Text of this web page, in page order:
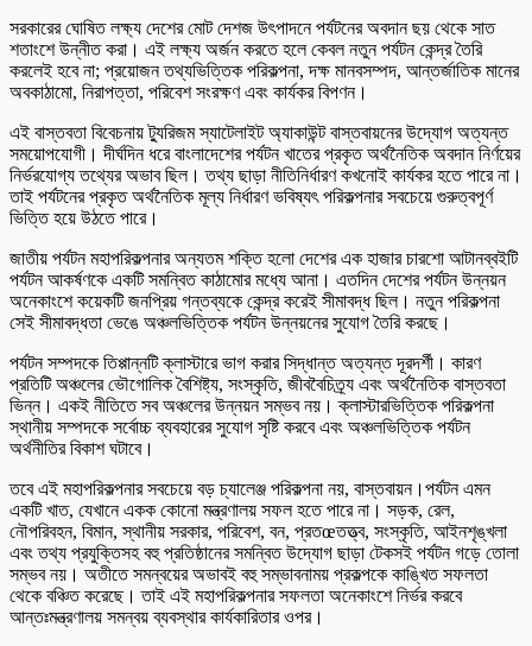
সরকারের ঘোষিত লক্ষ্য দেশের মোট দেশজ উৎপাদনে পর্যটনের অবদান ছয় থেকে সাত
শতাংশে উন্নীত করা। এই লক্ষ্য অর্জন করতে হলে কেবল নতুন পর্যটন কেন্দ্র তৈরি
করলেই হবে না; প্রয়োজন তথ্যভিত্তিক পরিকল্পনা, দক্ষ মানবসম্পদ, আন্তর্জাতিক মানের
অবকাঠামো, নিরাপত্তা, পরিবেশ সংরক্ষণ এবং কার্যকর বিপণন।
এই বাস্তবতা বিবেচনায় ট্যুরিজম স্যাটেলাইট অ্যাকাউন্ট বাস্তবায়নের উদ্যোগ অত্যন্ত
সময়োপযোগী। দীর্ঘদিন ধরে বাংলাদেশের পর্যটন খাতের প্রকৃত অর্থনৈতিক অবদান নির্ণয়ের
নির্ভরযোগ্য তথ্যের অভাব ছিল। তথ্য ছাড়া নীতিনির্ধারণ কখনোই কার্যকর হতে পারে না।
তাই পর্যটনের প্রকৃত অর্থনৈতিক মূল্য নির্ধারণ ভবিষ্যৎ পরিকল্পনার সবচেয়ে গুরুত্বপূর্ণ
ভিত্তি হয়ে উঠতে পারে।
জাতীয় পর্যটন মহাপরিকল্পনার অন্যতম শক্তি হলো দেশের এক হাজার চারশো আটানব্বইটি
পর্যটন আকর্ষণকে একটি সমন্বিত কাঠামোর মধ্যে আনা। এতদিন দেশের পর্যটন উন্নয়ন
অনেকাংশে কয়েকটি জনপ্রিয় গন্তব্যকে কেন্দ্র করেই সীমাবদ্ধ ছিল। নতুন পরিকল্পনা
সেই সীমাবদ্ধতা ভেঙে অঞ্চলভিত্তিক পর্যটন উন্নয়নের সুযোগ তৈরি করছে।
পর্যটন সম্পদকে তিপ্পান্নটি ক্লাস্টারে ভাগ করার সিদ্ধান্ত অত্যন্ত দূরদর্শী। কারণ
প্রতিটি অঞ্চলের ভৌগোলিক বৈশিষ্ট্য, সংস্কৃতি, জীববৈচিত্র্য এবং অর্থনৈতিক বাস্তবতা
ভিন্ন। একই নীতিতে সব অঞ্চলের উন্নয়ন সম্ভব নয়। ক্লাস্টারভিত্তিক পরিকল্পনা
স্থানীয় সম্পদকে সর্বোচ্চ ব্যবহারের সুযোগ সৃষ্টি করবে এবং অঞ্চলভিত্তিক পর্যটন
অর্থনীতির বিকাশ ঘটাবে।
তবে এই মহাপরিকল্পনার সবচেয়ে বড় চ্যালেঞ্জ পরিকল্পনা নয়, বাস্তবায়ন।পর্যটন এমন
একটি খাত, যেখানে একক কোনো মন্ত্রণালয় সফল হতে পারে না। সড়ক, রেল,
নৌপরিবহন, বিমান, স্থানীয় সরকার, পরিবেশ, বন, প্রতœতত্ত্ব, সংস্কৃতি, আইনশৃঙ্খলা
এবং তথ্য প্রযুক্তিসহ বহু প্রতিষ্ঠানের সমন্বিত উদ্যোগ ছাড়া টেকসই পর্যটন গড়ে তোলা
সম্ভব নয়। অতীতে সমন্বয়ের অভাবই বহু সম্ভাবনাময় প্রকল্পকে কাঙ্খিত সফলতা
থেকে বঞ্চিত করেছে। তাই এই মহাপরিকল্পনার সফলতা অনেকাংশে নির্ভর করবে
আন্তঃমন্ত্রণালয় সমন্বয় ব্যবস্থার কার্যকারিতার ওপর।